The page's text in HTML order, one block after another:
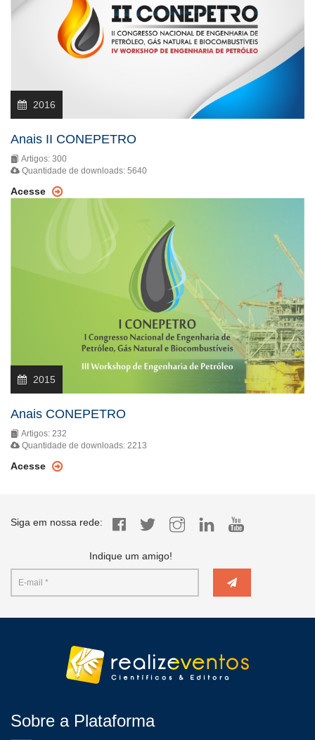
2016
Anais II CONEPETRO
Artigos: 300
Quantidade de downloads: 5640
Acesse
2015
Anais CONEPETRO
Artigos: 232
Quantidade de downloads: 2213
Acesse
Siga em nossa rede:
Indique um amigo!
Sobre a Plataforma